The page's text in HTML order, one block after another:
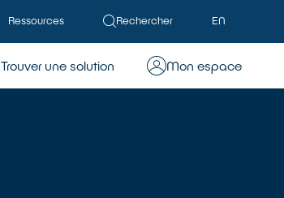
Ressources Rechercher EN
Trouver une solution Mon espace